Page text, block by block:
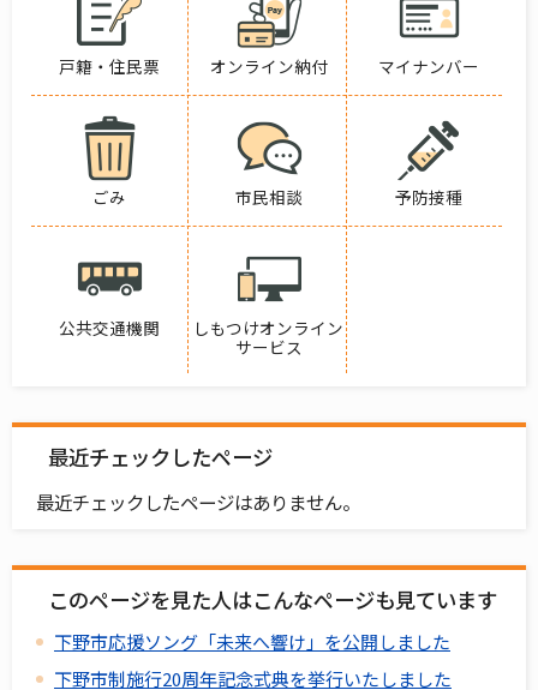
戸籍・住民票 オンライン納付 マイナンバー
ごみ 市民相談 予防接種
公共交通機関
しもつけオンライン
サービス
最近チェックしたページ
最近チェックしたページはありません。
このページを見た人はこんなページも見ています
下野市応援ソング「未来へ響け」を公開しました
下野市制施行20周年記念式典を挙行いたしました